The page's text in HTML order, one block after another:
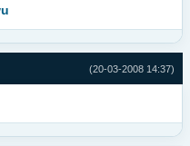
(20-03-2008 14:37)